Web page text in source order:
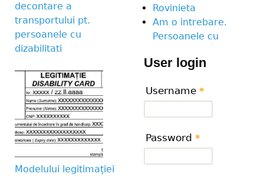
decontare a
transportului pt.
persoanele cu
dizabilitati
Modelului legitimației
Rovinieta
Am o intrebare.
Persoanele cu
User login
Username *
Password *